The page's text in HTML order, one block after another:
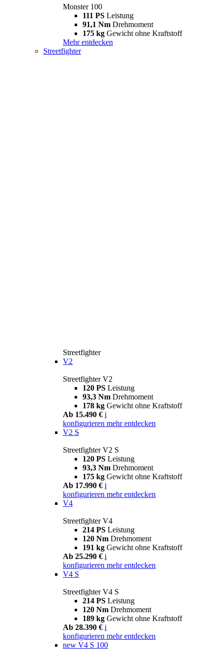
Monster 100
111 PS Leistung
91,1 Nm Drehmoment
175 kg Gewicht ohne Kraftstoff
Mehr entdecken
Streetfighter
Streetfighter
V2
Streetfighter V2
120 PS Leistung
93,3 Nm Drehmoment
178 kg Gewicht ohne Kraftstoff
Ab 15.490 € i
konfigurieren mehr entdecken
V2 S
Streetfighter V2 S
120 PS Leistung
93,3 Nm Drehmoment
175 kg Gewicht ohne Kraftstoff
Ab 17.990 € i
konfigurieren mehr entdecken
V4
Streetfighter V4
214 PS Leistung
120 Nm Drehmoment
191 kg Gewicht ohne Kraftstoff
Ab 25.290 € i
konfigurieren mehr entdecken
V4 S
Streetfighter V4 S
214 PS Leistung
120 Nm Drehmoment
189 kg Gewicht ohne Kraftstoff
Ab 28.390 € i
konfigurieren mehr entdecken
new V4 S 100